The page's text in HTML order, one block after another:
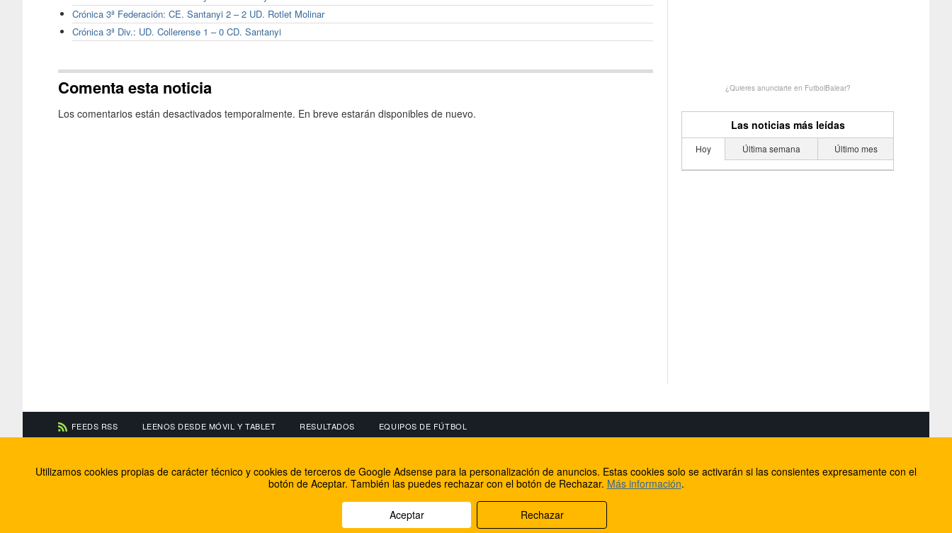
Crónica 3ª Federación: CE. Santanyi 2 – 2 UD. Rotlet Molinar
Crónica 3ª Div.: UD. Collerense 1 – 0 CD. Santanyi
Comenta esta noticia
Los comentarios están desactivados temporalmente. En breve estarán disponibles de nuevo.
¿Quieres anunciarte en FutbolBalear?
Las noticias más leídas
Hoy Última semana Último mes
FEEDS RSS LEENOS DESDE MÓVIL Y TABLET RESULTADOS EQUIPOS DE FÚTBOL
Información de contacto
El equipo de FútbolBalear
Soluciones Corporativas IP
Facebook
Twitter
Internet Rural Mallorca
Registro de dominios
Utilizamos cookies propias de carácter técnico y cookies de terceros de Google Adsense para la personalización de anuncios. Estas cookies solo se activarán si las consientes expresamente con el
botón de Aceptar. También las puedes rechazar con el botón de Rechazar. Más información.
Aceptar Rechazar